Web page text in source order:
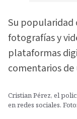
Su popularidad
fotografías y
plataformas
comentarios de
Cristian Pérez, el
en redes sociales.